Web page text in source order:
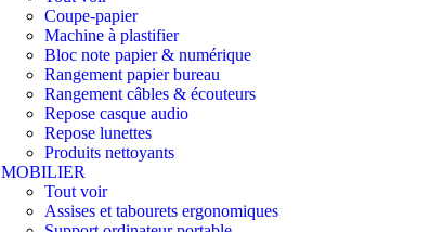
Coupe-papier
Machine à plastifier
Bloc note papier & numérique
Rangement papier bureau
Rangement câbles & écouteurs
Repose casque audio
Repose lunettes
Produits nettoyants
MOBILIER
Tout voir
Assises et tabourets ergonomiques